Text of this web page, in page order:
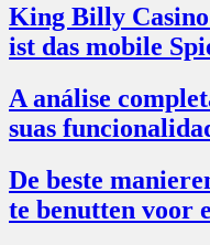
King Billy
ist das mobile
A análise
suas
De beste
te benutten voor